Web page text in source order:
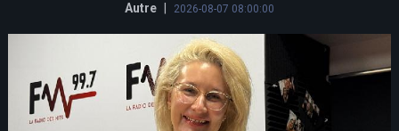
Autre 2026-08-07 08:00:00